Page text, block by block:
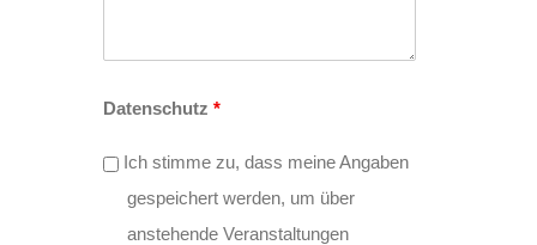
Datenschutz*
Ich stimme zu, dass meine Angaben
gespeichert werden, um über
anstehende Veranstaltungen